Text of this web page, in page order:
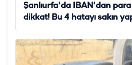
Şanlıurfa'da IBAN'dan
dikkat! Bu 4 hatayı sakın